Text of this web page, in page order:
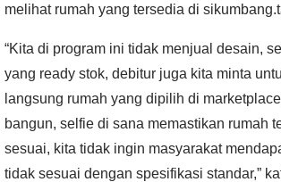
melihat rumah yang tersedia di
“Kita di program ini tidak menjual desain,
yang ready stok, debitur juga kita minta
langsung rumah yang dipilih di
bangun, selfie di sana memastikan rumah
sesuai, kita tidak ingin masyarakat
tidak sesuai dengan spesifikasi standar,”